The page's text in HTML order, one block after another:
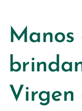
Manos
Virgen